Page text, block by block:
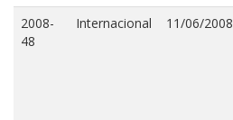
2008-
48
Internacional 11/06/2008